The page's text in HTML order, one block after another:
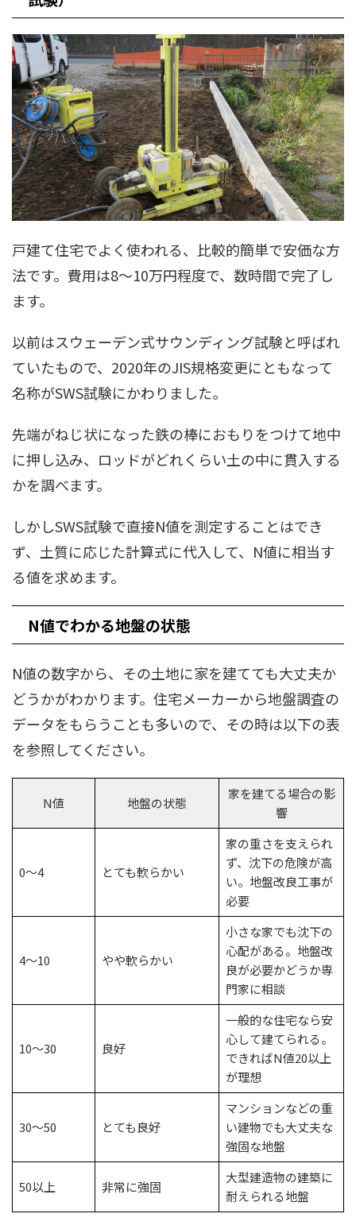
戸建て住宅でよく使われる、比較的簡単で安価な方
法です。費用は8～10万円程度で、数時間で完了し
ます。
以前はスウェーデン式サウンディング試験と呼ばれ
ていたもので、2020年のJIS規格変更にともなって
名称がSWS試験にかわりました。
先端がねじ状になった鉄の棒におもりをつけて地中
に押し込み、ロッドがどれくらい土の中に貫入する
かを調べます。
しかしSWS試験で直接N値を測定することはでき
ず、土質に応じた計算式に代入して、N値に相当す
る値を求めます。
N値でわかる地盤の状態
N値の数字から、その土地に家を建てても大丈夫か
どうかがわかります。住宅メーカーから地盤調査の
データをもらうことも多いので、その時は以下の表
を参照してください。
N値 地盤の状態
家を建てる場合の影
響
0～4 とても軟らかい
家の重さを支えられ
ず、沈下の危険が高
い。地盤改良工事が
必要
4～10 やや軟らかい
小さな家でも沈下の
心配がある。地盤改
良が必要かどうか専
門家に相談
10～30 良好
一般的な住宅なら安
心して建てられる。
できればN値20以上
が理想
30～50 とても良好
マンションなどの重
い建物でも大丈夫な
強固な地盤
50以上 非常に強固
大型建造物の建築に
耐えられる地盤